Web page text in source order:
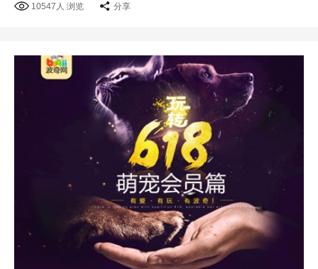
10547人 浏览 分享